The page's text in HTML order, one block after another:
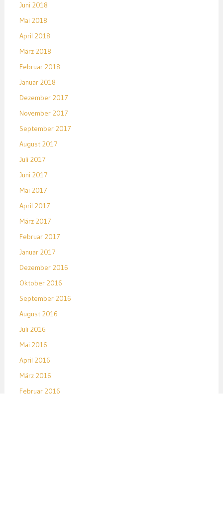
Juni 2018
Mai 2018
April 2018
März 2018
Februar 2018
Januar 2018
Dezember 2017
November 2017
September 2017
August 2017
Juli 2017
Juni 2017
Mai 2017
April 2017
März 2017
Februar 2017
Januar 2017
Dezember 2016
Oktober 2016
September 2016
August 2016
Juli 2016
Mai 2016
April 2016
März 2016
Februar 2016